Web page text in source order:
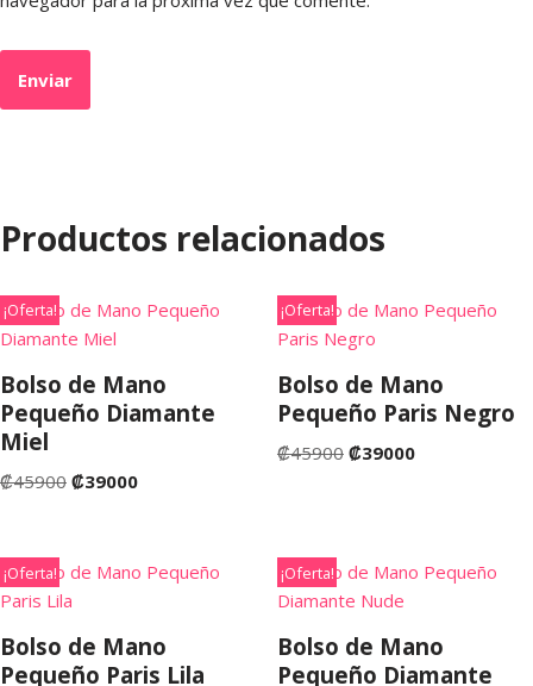
Productos relacionados
¡Oferta!
Bolso de Mano
Pequeño Diamante
Miel
₡45900 ₡39000
¡Oferta!
Bolso de Mano
Pequeño Paris Negro
₡45900 ₡39000
¡Oferta!
Bolso de Mano
Pequeño Paris Lila
¡Oferta!
Bolso de Mano
Pequeño Diamante